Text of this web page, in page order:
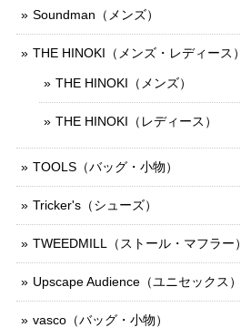
Soundman（メンズ）
THE HINOKI（メンズ・レディース）
THE HINOKI（メンズ）
THE HINOKI（レディース）
TOOLS（バッグ・小物）
Tricker's（シューズ）
TWEEDMILL（ストール・マフラー）
Upscape Audience（ユニセックス）
vasco（バッグ・小物）